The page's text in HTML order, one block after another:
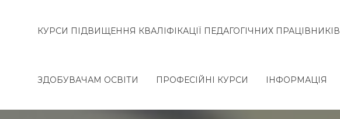
КУРСИ ПІДВИЩЕННЯ КВАЛІФІКАЦІЇ ПЕДАГОГІЧНИХ ПРАЦІВНИКІВ
ЗДОБУВАЧАМ ОСВІТИ ПРОФЕСІЙНІ КУРСИ ІНФОРМАЦІЯ